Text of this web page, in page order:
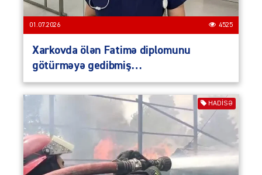
01.07.2026 4525
Xarkovda ölən Fatimə diplomunu
götürməyə gedibmiş…
HADISƏ